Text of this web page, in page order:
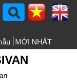
MỚI NHẤT